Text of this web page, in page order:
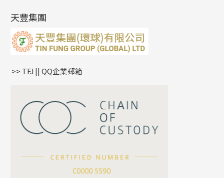
公司名稱
雙十字鏈系列
水波鏈系列
蛇骨鏈系列
鏈尾系列
嘴唇鏈系列
S車花鏈系列
珍珠鏈系列
坦克鏈系列
滿天星鏈系列
方假繩鏈系列
耳環扣系列
耳綫/耳鈎系列
耳環爪頭
耳環
字母吊墜
相盒吊墜
項鏈吊墜
生肖吊墜
星座吊墜
珠扣
天豐集團
>> TFJ || QQ企業郵箱